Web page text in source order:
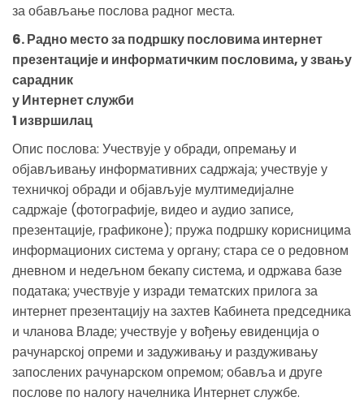
за обављање послова радног места.
6. Радно место за подршку пословима интернет
презентације и информатичким пословима, у звању
сарадник
у Интернет служби
1 извршилац
Опис послова: Учествује у обради, опремању и
објављивању информативних садржаја; учествује у
техничкој обради и објављује мултимедијалне
садржаје (фотографије, видео и аудио записе,
презентације, графиконе); пружа подршку корисницима
информационих система у органу; стара се о редовном
дневнoм и недељном бекапу система, и одржава базе
података; учествује у изради тематских прилога за
интернет презентацију на захтев Кабинета председника
и чланова Владе; учествује у вођењу евиденција о
рачунарској опреми и задуживању и раздуживању
запослених рачунарском опремом; обавља и друге
послове по налогу начелника Интернет службе.